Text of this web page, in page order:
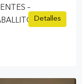
–
Detalles